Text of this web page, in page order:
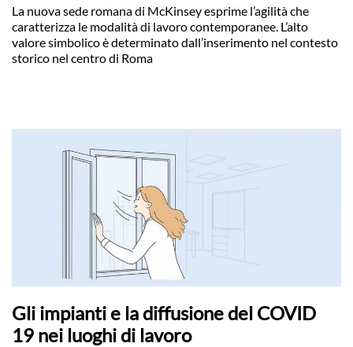
La nuova sede romana di McKinsey esprime l’agilità che
caratterizza le modalità di lavoro contemporanee. L’alto
valore simbolico è determinato dall’inserimento nel contesto
storico nel centro di Roma
Gli impianti e la diffusione del COVID
19 nei luoghi di lavoro